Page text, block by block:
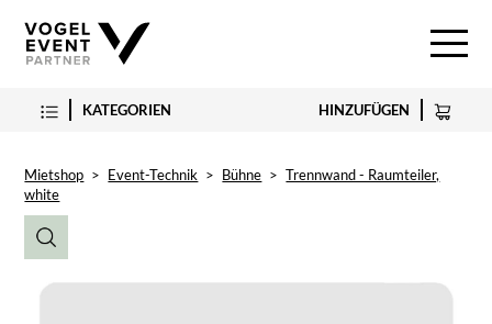
KATEGORIEN HINZUFÜGEN
Mietshop > Event-Technik > Bühne > Trennwand - Raumteiler,
white